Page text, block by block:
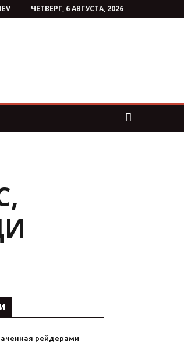
ЧЕТВЕРГ, 6 АВГУСТА, 2026
рейдерами